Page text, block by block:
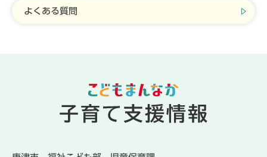
よくある質問